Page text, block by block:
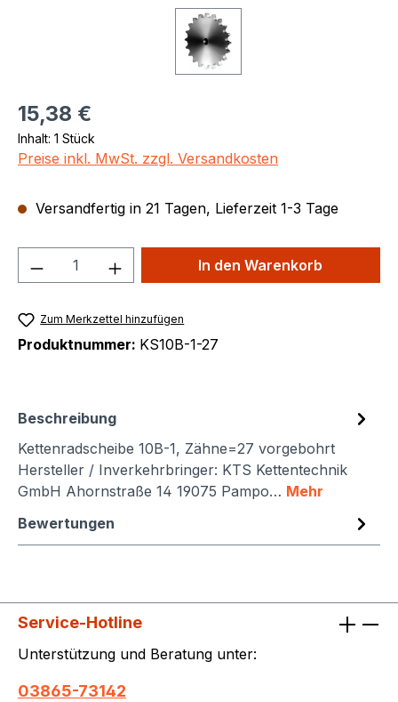
Regulärer Preis:
15,38 €
Inhalt: 1 Stück
Preise inkl. MwSt. zzgl. Versandkosten
Versandfertig in 21 Tagen, Lieferzeit 1-3 Tage
Produkt Anzahl: Gib denIn den Warenkorb
Zum Merkzettel hinzufügen
Produktnummer: KS10B-1-27
Beschreibung
Kettenradscheibe 10B-1, Zähne=27 vorgebohrt
Hersteller / Inverkehrbringer: KTS Kettentechnik
GmbH Ahornstraße 14 19075 Pampo… Mehr
Bewertungen
Service-Hotline
Unterstützung und Beratung unter:
03865-73142